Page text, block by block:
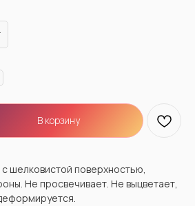
В корзину
с шелковистой поверхностью,
Не просвечивает. Не выцветает,